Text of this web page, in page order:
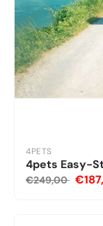
4PETS
4pets Easy-
€249,00